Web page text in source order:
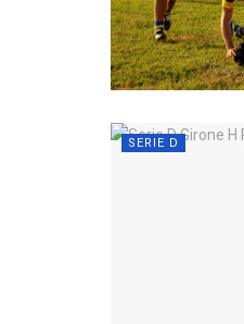
SERIE D